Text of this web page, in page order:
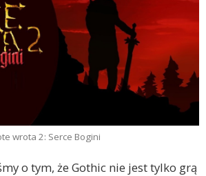
wrota 2: Serce Bogini
o tym, że Gothic nie jest tylko grą